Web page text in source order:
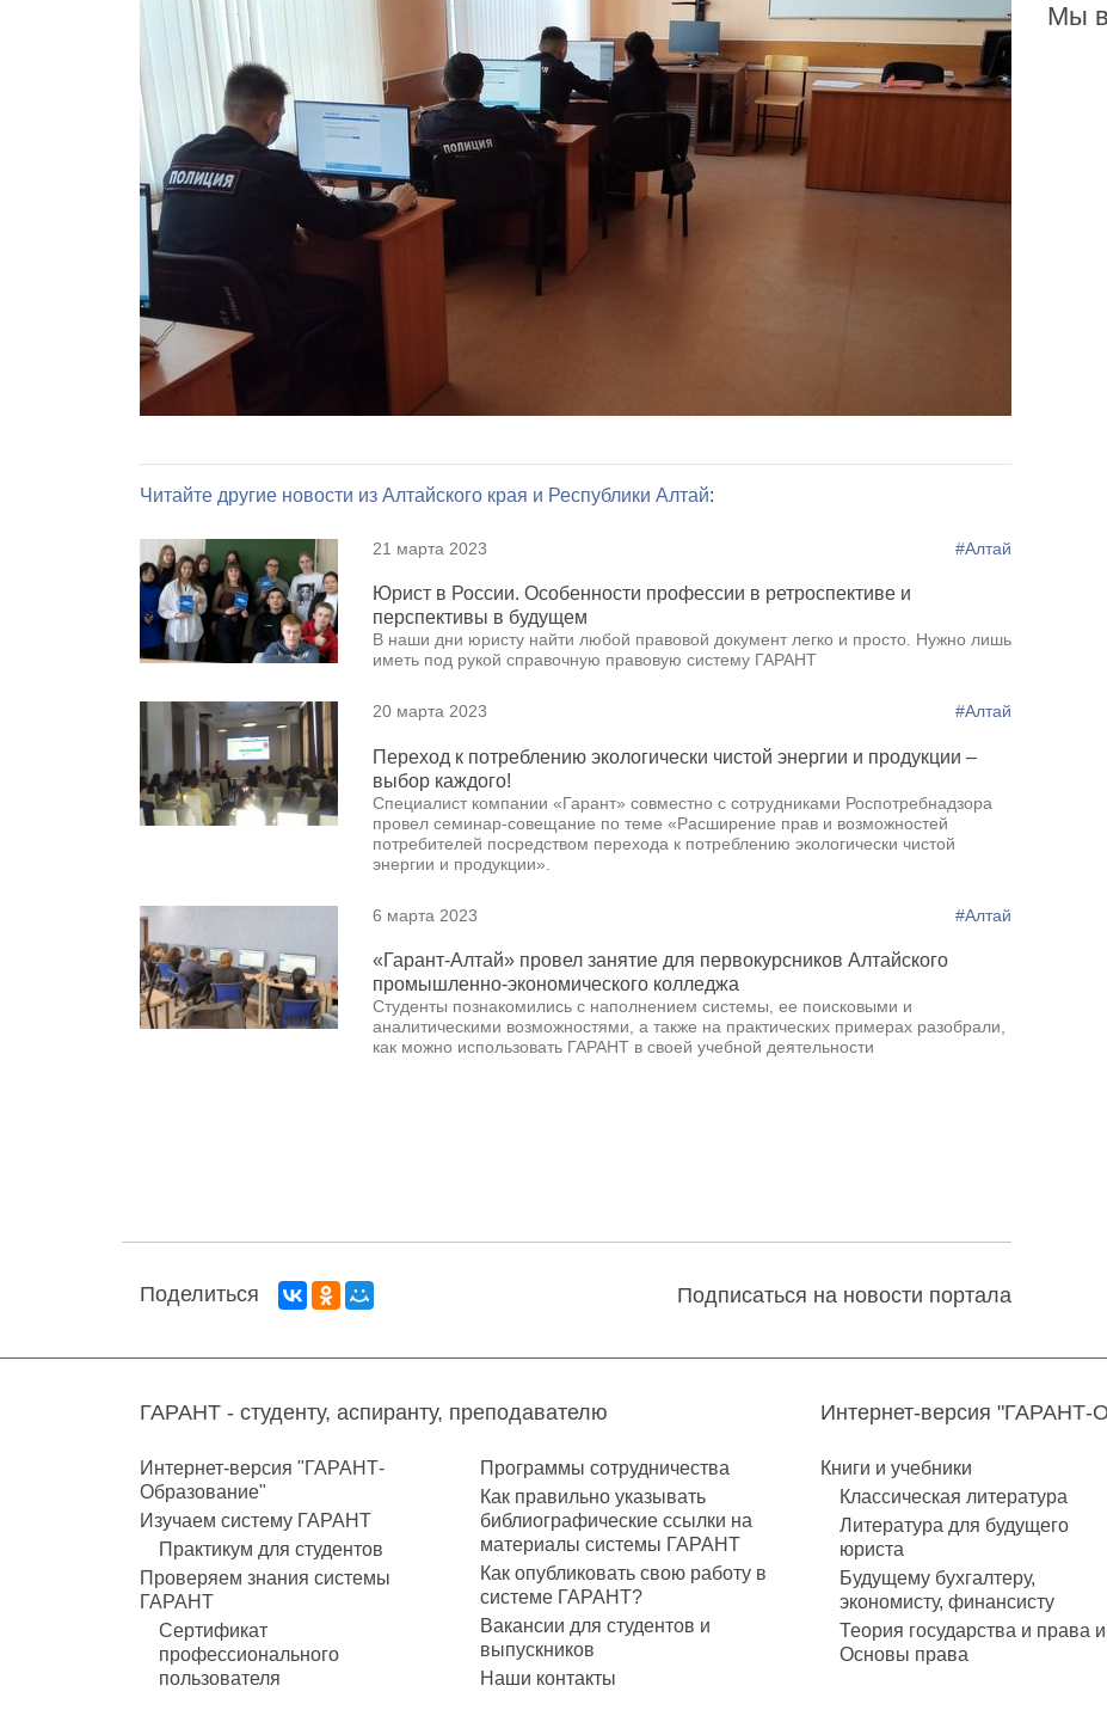
Читайте другие новости из Алтайского края и Республики Алтай:
21 марта 2023 #Алтай
Юрист в России. Особенности профессии в ретроспективе и
перспективы в будущем
В наши дни юристу найти любой правовой документ легко и просто. Нужно лишь
иметь под рукой справочную правовую систему ГАРАНТ
20 марта 2023 #Алтай
Переход к потреблению экологически чистой энергии и продукции –
выбор каждого!
Специалист компании «Гарант» совместно с сотрудниками Роспотребнадзора
провел семинар-совещание по теме «Расширение прав и возможностей
потребителей посредством перехода к потреблению экологически чистой
энергии и продукции».
6 марта 2023 #Алтай
«Гарант-Алтай» провел занятие для первокурсников Алтайского
промышленно-экономического колледжа
Студенты познакомились с наполнением системы, ее поисковыми и
аналитическими возможностями, а также на практических примерах разобрали,
как можно использовать ГАРАНТ в своей учебной деятельности
Поделиться Подписаться на новости портала
Мы в
ГАРАНТ - студенту, аспиранту, преподавателю
Интернет-версия "ГАРАНТ-
Образование"
Изучаем систему ГАРАНТ
Практикум для студентов
Проверяем знания системы
ГАРАНТ
Сертификат
профессионального
пользователя
Программы сотрудничества
Как правильно указывать
библиографические ссылки на
материалы системы ГАРАНТ
Как опубликовать свою работу в
системе ГАРАНТ?
Вакансии для студентов и
выпускников
Наши контакты
Интернет-версия "ГАРАНТ-
Книги и учебники
Классическая литература
Литература для будущего
юриста
Будущему бухгалтеру,
экономисту, финансисту
Теория государства и права и
Основы права